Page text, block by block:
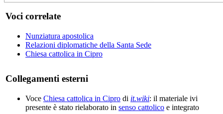
Voci correlate
Nunziatura apostolica
Relazioni diplomatiche della Santa Sede
Chiesa cattolica in Cipro
Collegamenti esterni
Voce Chiesa cattolica in Cipro di it.wiki: il materiale ivi
presente è stato rielaborato in senso cattolico e integrato